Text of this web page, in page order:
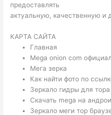
предоставлять
актуальную, качественную
КАРТА САЙТА
Главная
Mega onion com
Мега зерка
Как найти фото по
Зеркало гидры для тора
Скачать mega на
Зеркало меги тор